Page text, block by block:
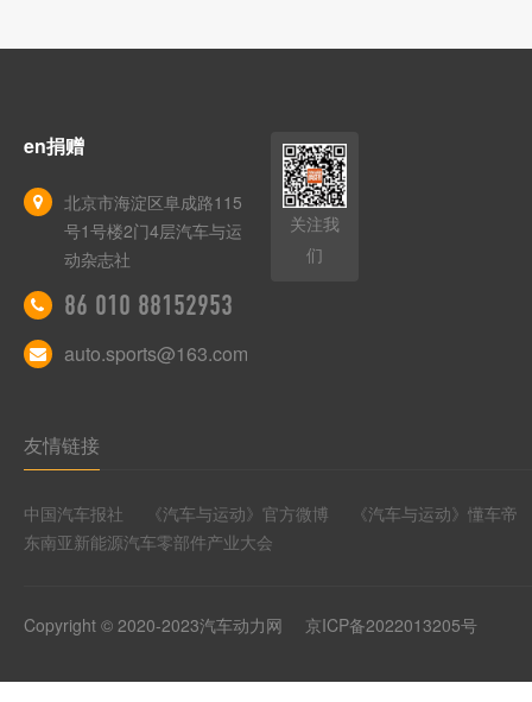
en捐赠
北京市海淀区阜成路115
号1号楼2门4层汽车与运
动杂志社
86 010 88152953
auto.sports@163.com
关注我
们
友情链接
中国汽车报社 《汽车与运动》官方微博
《汽车与运动》懂车帝
东南亚新能源汽车零部件产业大会
Copyright © 2020-2023汽车动力网 京ICP备2022013205号